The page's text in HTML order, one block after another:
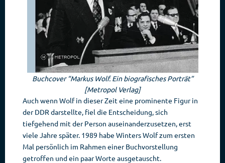
Buchcover “Markus Wolf. Ein biografisches Porträt”
[Metropol Verlag]
Auch wenn Wolf in dieser Zeit eine prominente Figur in
der DDR darstellte, fiel die Entscheidung, sich
tiefgehend mit der Person auseinanderzusetzen, erst
viele Jahre später. 1989 habe Winters Wolf zum ersten
Mal persönlich im Rahmen einer Buchvorstellung
getroffen und ein paar Worte ausgetauscht.